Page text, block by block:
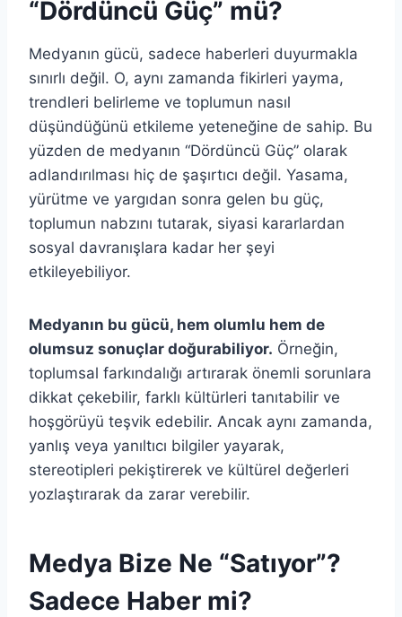
“Dördüncü Güç” mü?
Medyanın gücü, sadece haberleri duyurmakla
sınırlı değil. O, aynı zamanda fikirleri yayma,
trendleri belirleme ve toplumun nasıl
düşündüğünü etkileme yeteneğine de sahip. Bu
yüzden de medyanın “Dördüncü Güç” olarak
adlandırılması hiç de şaşırtıcı değil. Yasama,
yürütme ve yargıdan sonra gelen bu güç,
toplumun nabzını tutarak, siyasi kararlardan
sosyal davranışlara kadar her şeyi
etkileyebiliyor.
Medyanın bu gücü, hem olumlu hem de
olumsuz sonuçlar doğurabiliyor. Örneğin,
toplumsal farkındalığı artırarak önemli sorunlara
dikkat çekebilir, farklı kültürleri tanıtabilir ve
hoşgörüyü teşvik edebilir. Ancak aynı zamanda,
yanlış veya yanıltıcı bilgiler yayarak,
stereotipleri pekiştirerek ve kültürel değerleri
yozlaştırarak da zarar verebilir.
Medya Bize Ne “Satıyor”?
Sadece Haber mi?